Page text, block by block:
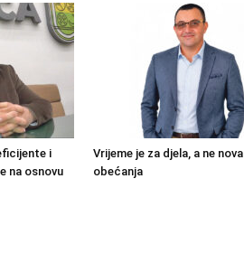
i
na osnovu
Vrijeme je za djela, a ne nova
obećanja